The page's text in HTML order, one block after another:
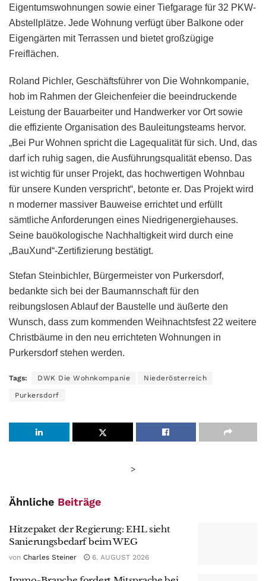
Eigentumswohnungen sowie einer Tiefgarage für 32 PKW-
Abstellplätze. Jede Wohnung verfügt über Balkone oder
Eigengärten mit Terrassen und bietet großzügige
Freiflächen.
Roland Pichler, Geschäftsführer von Die Wohnkompanie,
hob im Rahmen der Gleichenfeier die beeindruckende
Leistung der Bauarbeiter und Handwerker vor Ort sowie
die effiziente Organisation des Bauleitungsteams hervor.
„Bei Pur Wohnen spricht die Lagequalität für sich. Und, das
darf ich ruhig sagen, die Ausführungsqualität ebenso. Das
ist wichtig für unser Projekt, das hochwertigen Wohnbau
für unsere Kunden verspricht“, betonte er. Das Projekt wird
n moderner massiver Bauweise errichtet und erfüllt
sämtliche Anforderungen eines Niedrigenergiehauses.
Seine bauökologische Nachhaltigkeit wird durch eine
„BauXund“-Zertifizierung bestätigt.
Stefan Steinbichler, Bürgermeister von Purkersdorf,
bedankte sich bei der Baumannschaft für den
reibungslosen Ablauf der Baustelle und äußerte den
Wunsch, dass zum kommenden Weihnachtsfest 22 weitere
Christbäume in den neu errichteten Wohnungen in
Purkersdorf stehen werden.
Tags: DWK Die Wohnkompanie Niederösterreich
Purkersdorf
>
Ähnliche Beiträge
Hitzepaket der Regierung: EHL sieht
Sanierungsbedarf beim WEG
von Charles Steiner 6. AUGUST 2026